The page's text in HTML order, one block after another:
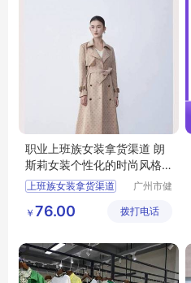
职业上班族女装拿货渠道 朗
斯莉女装个性化的时尚风格
广州服装市场
上班族女装拿货渠道
广州服装市场
广州市健
限公司
￥ 76.00 拨打电话